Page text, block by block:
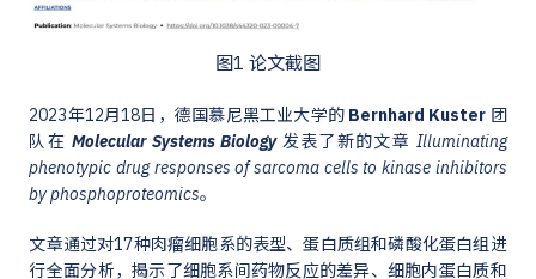
图1 论文截图
2023年12月18日，德国慕尼黑工业大学的 Bernhard Kuster 团
队在 Molecular Systems Biology 发表了新的文章 Illuminating
phenotypic drug responses of sarcoma cells to kinase inhibitors
by phosphoproteomics。
文章通过对17种肉瘤细胞系的表型、蛋白质组和磷酸化蛋白组进
行全面分析，揭示了细胞系间药物反应的差异、细胞内蛋白质和